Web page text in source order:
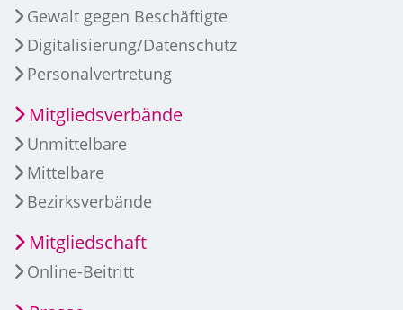
Gewalt gegen Beschäftigte
Digitalisierung/Datenschutz
Personalvertretung
Mitgliedsverbände
Unmittelbare
Mittelbare
Bezirksverbände
Mitgliedschaft
Online-Beitritt